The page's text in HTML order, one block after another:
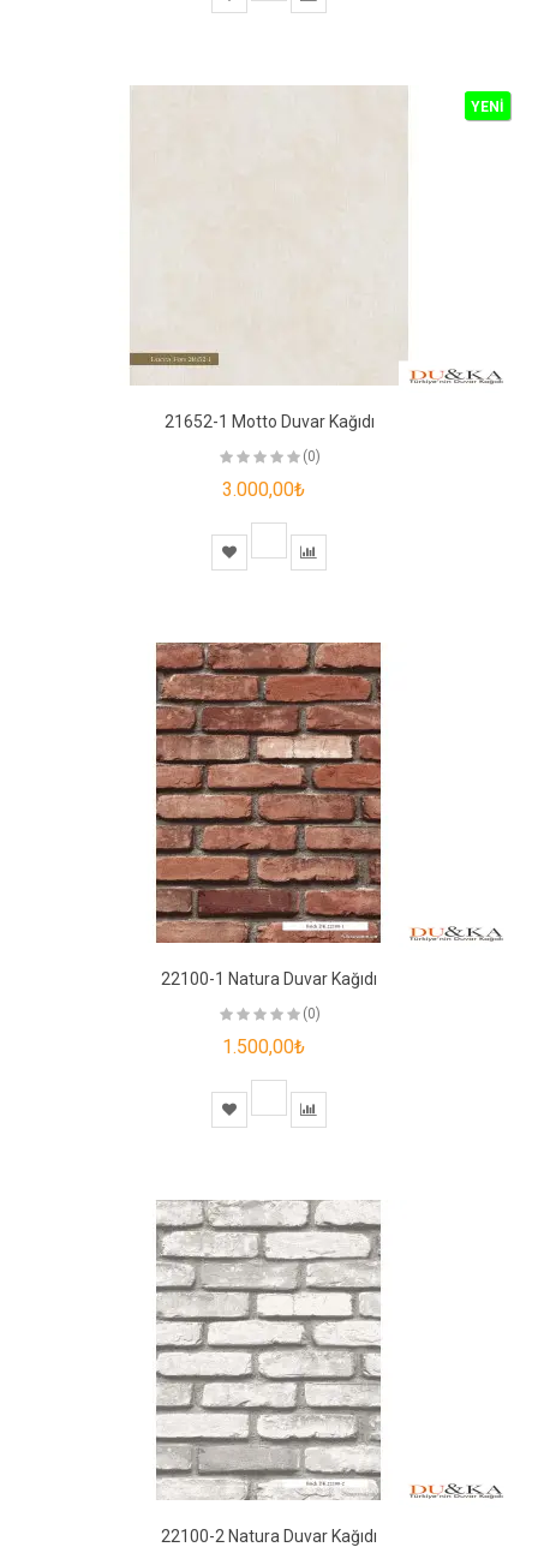
YENİ
21652-1 Motto Duvar Kağıdı
(0)
3.000,00₺
22100-1 Natura Duvar Kağıdı
(0)
1.500,00₺
22100-2 Natura Duvar Kağıdı